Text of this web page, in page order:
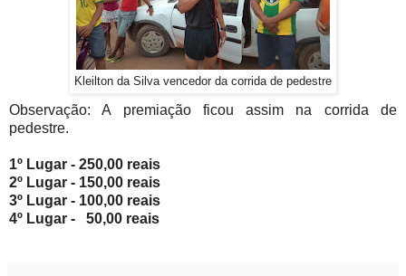
Kleilton da Silva vencedor da corrida de pedestre
Observação: A premiação ficou assim na corrida de
pedestre.
1º Lugar - 250,00 reais
2º Lugar - 150,00 reais
3º Lugar - 100,00 reais
4º Lugar - 50,00 reais